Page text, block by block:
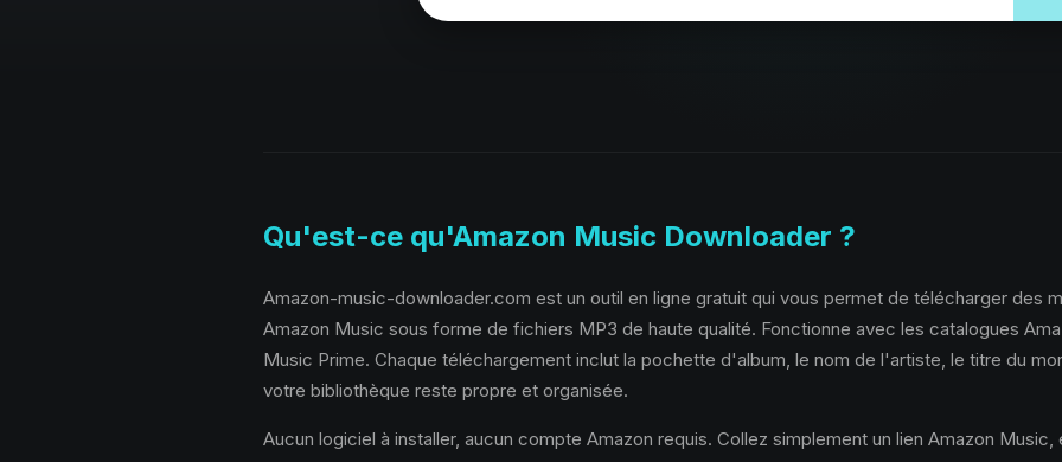
Qu'est-ce qu'Amazon Music Downloader ?
Amazon-music-downloader.com est un outil en ligne gratuit qui vous permet de télécharger des
Amazon Music sous forme de fichiers MP3 de haute qualité. Fonctionne avec les catalogues
Music Prime. Chaque téléchargement inclut la pochette d'album, le nom de l'artiste, le titre du
votre bibliothèque reste propre et organisée.
Aucun logiciel à installer, aucun compte Amazon requis. Collez simplement un lien Amazon